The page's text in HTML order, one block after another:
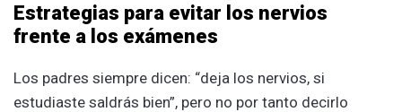
Estrategias para evitar los nervios
frente a los exámenes
Los padres siempre dicen: “deja los nervios, si
estudiaste saldrás bien”, pero no por tanto decirlo